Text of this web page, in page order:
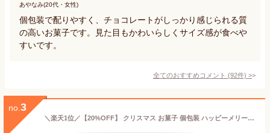
あやなみ(20代・女性)
個包装で配りやすく、チョコレートがしっかり感じられる質
の高いお菓子です。見た目もかわいらしくサイズ感が食べや
すいです。
全てのおすすめコメント (92件) >
no. 3
＼楽天1位／【20%OFF】 クリスマス お菓子 個包装 ハッピーメリークッキー クッキー プチギフト お菓子 クリスマス 業務用 クリスマス 子供会 詰め合わせ 子ども会 プチギフト クリスマス プチギフト 激安 クッキー 20